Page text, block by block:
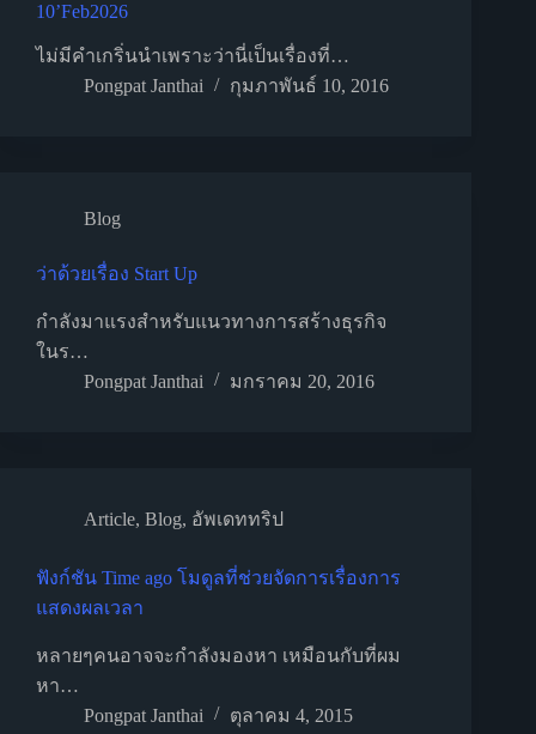
10’Feb2026
ไม่มีคำเกริ่นนำเพราะว่านี่เป็นเรื่องที่…
Pongpat Janthai
กุมภาพันธ์ 10, 2016
Blog
ว่าด้วยเรื่อง Start Up
กำลังมาแรงสำหรับแนวทางการสร้างธุรกิจ
ในร…
Pongpat Janthai
มกราคม 20, 2016
Article, Blog, อัพเดททริป
ฟังก์ชัน Time ago โมดูลที่ช่วยจัดการเรื่องการ
แสดงผลเวลา
หลายๆคนอาจจะกำลังมองหา เหมือนกับที่ผม
หา…
Pongpat Janthai
ตุลาคม 4, 2015